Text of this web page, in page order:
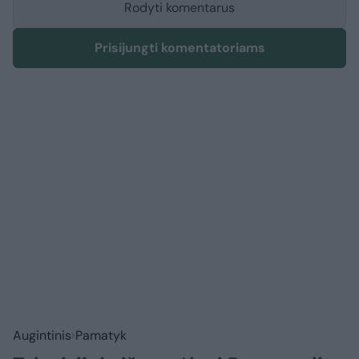
Rodyti komentarus
Prisijungti komentatoriams
Augintinis Pamatyk